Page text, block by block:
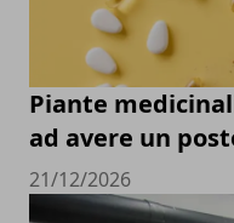
Piante
ad avere un
21/12/2026